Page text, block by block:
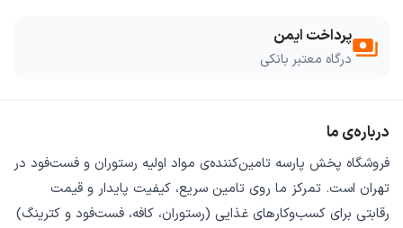
paymentsپرداخت ایمن
درگاه معتبر بانکی
درباره‌ی ما
فروشگاه پخش پارسه تامین‌کننده‌ی مواد اولیه رستوران و فست‌فود در
تهران است. تمرکز ما روی تامین سریع، کیفیت پایدار و قیمت
رقابتی برای کسب‌وکارهای غذایی (رستوران، کافه، فست‌فود و کترینگ)